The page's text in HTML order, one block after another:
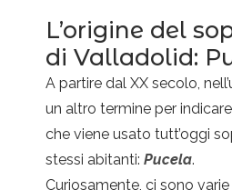
L’origine del
di Valladolid:
A partire dal XX secolo,
un altro termine per
che viene usato tutt’oggi
stessi abitanti: Pucela.
Curiosamente, ci sono